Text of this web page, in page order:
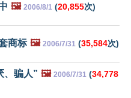
🖼️ 2006/8/1 (20,855次)
商标 🖼️ 2006/7/31 (35,584次)
、骗人” 🖼️ 2006/7/31 (34,778